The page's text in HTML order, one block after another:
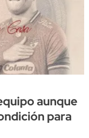
aunque
para